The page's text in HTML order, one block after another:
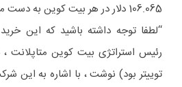
106.065 دلار در هر بیت کوین به دست می آورد.
“لطفا توجه داشته باشید که این